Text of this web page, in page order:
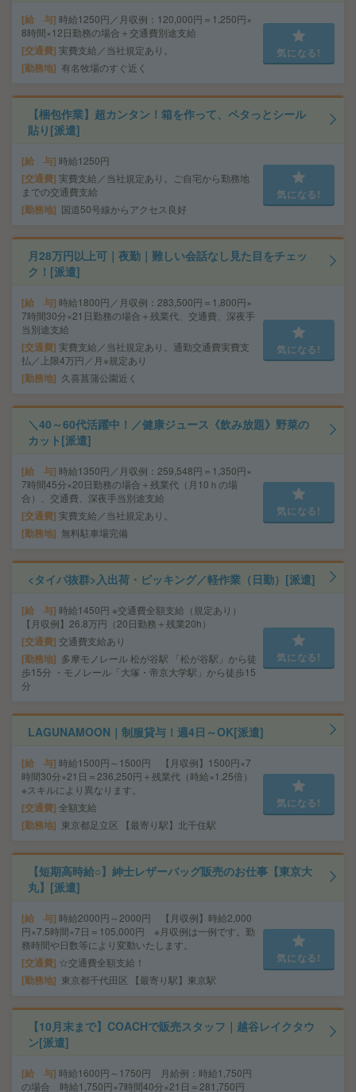
給 与 時給1250円／月収例：120,000円＝1,250円×
8時間×12日勤務の場合＋交通費別途支給
交通費 実費支給／当社規定あり。
勤務地 有名牧場のすぐ近く
気になる!
【梱包作業】超カンタン！箱を作って、ペタっとシール
貼り[派遣]
給 与 時給1250円
交通費 実費支給／当社規定あり。ご自宅から勤務地
までの交通費支給
勤務地 国道50号線からアクセス良好
気になる!
月28万円以上可｜夜勤｜難しい会話なし見た目をチェッ
ク！[派遣]
給 与 時給1800円／月収例：283,500円＝1,800円×
7時間30分×21日勤務の場合＋残業代、交通費、深夜手
当別途支給
交通費 実費支給／当社規定あり。通勤交通費実費支
払／上限4万円／月※規定あり
勤務地 久喜菖蒲公園近く
気になる!
＼40～60代活躍中！／健康ジュース《飲み放題》野菜の
カット[派遣]
給 与 時給1350円／月収例：259,548円＝1,350円×
7時間45分×20日勤務の場合＋残業代（月10ｈの場
合）、交通費、深夜手当別途支給
交通費 実費支給／当社規定あり。
勤務地 無料駐車場完備
気になる!
<タイパ抜群>入出荷・ピッキング／軽作業（日勤）[派遣]
給 与 時給1450円 ※交通費全額支給（規定あり）
【月収例】26.8万円（20日勤務＋残業20h）
交通費 交通費支給あり
勤務地
多摩モノレール 松が谷駅 「松が谷駅」から徒
歩15分 ・モノレール「大塚・帝京大学駅」から徒歩15
分
気になる!
LAGUNAMOON｜制服貸与！週4日～OK[派遣]
給 与 時給1500円～1500円 【月収例】1500円×7
時間30分×21日＝236,250円＋残業代（時給×1.25倍）
※スキルにより異なります。
交通費 全額支給
勤務地 東京都足立区 【最寄り駅】北千住駅
気になる!
【短期高時給○】紳士レザーバッグ販売のお仕事【東京大
丸】[派遣]
給 与 時給2000円～2000円 【月収例】時給2,000
円×7.5時間×7日＝105,000円 ※月収例は一例です。勤
務時間や日数等により変動いたします。
交通費 ☆交通費全額支給！
勤務地 東京都千代田区 【最寄り駅】東京駅
気になる!
【10月末まで】COACHで販売スタッフ｜越谷レイクタウ
ン[派遣]
給 与 時給1600円～1750円 月給例：時給1,750円
の場合 時給1,750円×7時間40分×21日＝281,750円